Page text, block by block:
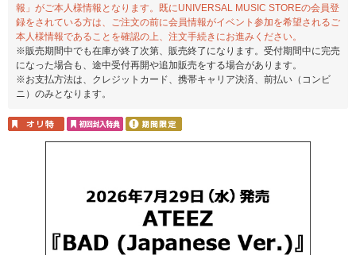
報」がご本人様情報となります。既にUNIVERSAL MUSIC STOREの会員登
録をされている方は、ご注文の前に会員情報がイベント参加を希望されるご
本人様情報であることを確認の上、注文手続きにお進みください。
※販売期間中でも在庫が終了次第、販売終了になります。受付期間中に完売
になった場合も、途中受付再開や追加販売をする場合があります。
※お支払方法は、クレジットカード、携帯キャリア決済、前払い（コンビ
ニ）のみとなります。